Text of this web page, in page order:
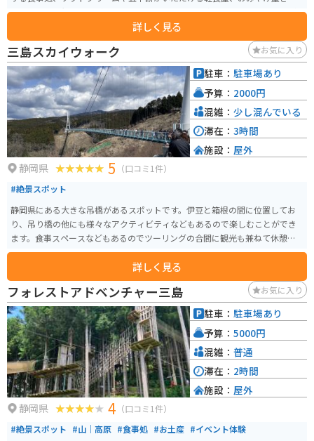
と地元野菜の無人販売があります。 ２Fにはカフェがあります。景色は、天気
が良ければ芦ノ湖と富士山を一望することができます。週末にはたくさんの
車が集まります。駐車場がとても広く、時折その敷地を使ってイベントが行
われることもあります。冬季は凍結することがあるためバイクでは行くこと
ができない時があります。Twitterにて路面状況を確認することができます。
詳しく見る
三島スカイウォーク お気に入り
静岡県 5 （口コミ1件）
#絶景スポット
静岡県にある大きな吊橋があるスポットです。伊豆と箱根の間に位置してお
り、吊り橋の他にも様々なアクティビティなどもあるので楽しむことができ
ます。食事スペースなどもあるのでツーリングの合間に観光も兼ねて休憩も
できるのでオススメです。
詳しく見る
駐車： 駐車場あり
予算： 2000円
混雑： 少し混んでいる
滞在： 3時間
施設： 屋外
フォレストアドベンチャー三島 お気に入り
静岡県 4 （口コミ1件）
#絶景スポット #山｜高原 #食事処 #お土産 #イベント体験
駐車： 駐車場あり
予算： 5000円
混雑： 普通
滞在： 2時間
施設： 屋外